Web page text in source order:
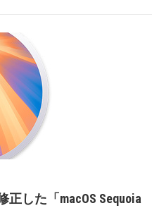
した「macOS Sequoia